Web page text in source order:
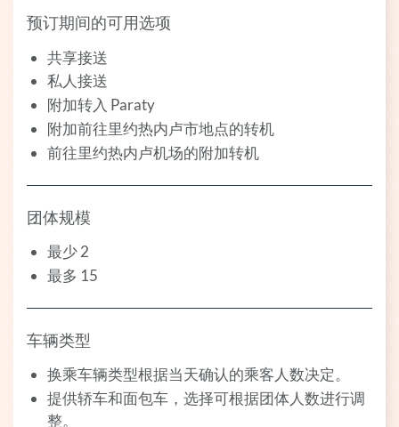
预订期间的可用选项
共享接送
私人接送
附加转入 Paraty
附加前往里约热内卢市地点的转机
前往里约热内卢机场的附加转机
团体规模
最少 2
最多 15
车辆类型
换乘车辆类型根据当天确认的乘客人数决定。
提供轿车和面包车，选择可根据团体人数进行调
整。